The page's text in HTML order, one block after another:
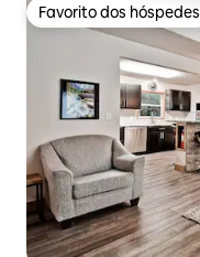
Favorito dos hóspedes
Favorito dos hóspedes